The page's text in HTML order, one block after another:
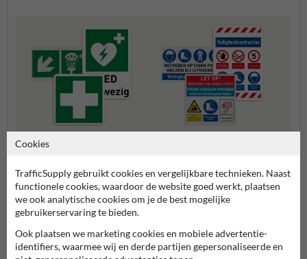
Veiligheidsborden
Cookies
TrafficSupply gebruikt cookies en vergelijkbare technieken. Naast
functionele cookies, waardoor de website goed werkt, plaatsen
we ook analytische cookies om je de best mogelijke
gebruikerservaring te bieden.
Ook plaatsen we marketing cookies en mobiele advertentie-
identifiers, waarmee wij en derde partijen gepersonaliseerde en